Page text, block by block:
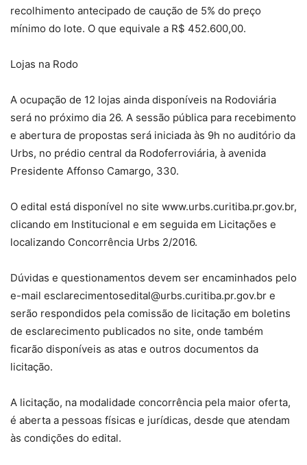
recolhimento antecipado de caução de 5% do preço
mínimo do lote. O que equivale a R$ 452.600,00.
Lojas na Rodo
A ocupação de 12 lojas ainda disponíveis na Rodoviária
será no próximo dia 26. A sessão pública para recebimento
e abertura de propostas será iniciada às 9h no auditório da
Urbs, no prédio central da Rodoferroviária, à avenida
Presidente Affonso Camargo, 330.
O edital está disponível no site www.urbs.curitiba.pr.gov.br,
clicando em Institucional e em seguida em Licitações e
localizando Concorrência Urbs 2/2016.
Dúvidas e questionamentos devem ser encaminhados pelo
e-mail esclarecimentosedital@urbs.curitiba.pr.gov.br e
serão respondidos pela comissão de licitação em boletins
de esclarecimento publicados no site, onde também
ficarão disponíveis as atas e outros documentos da
licitação.
A licitação, na modalidade concorrência pela maior oferta,
é aberta a pessoas físicas e jurídicas, desde que atendam
às condições do edital.